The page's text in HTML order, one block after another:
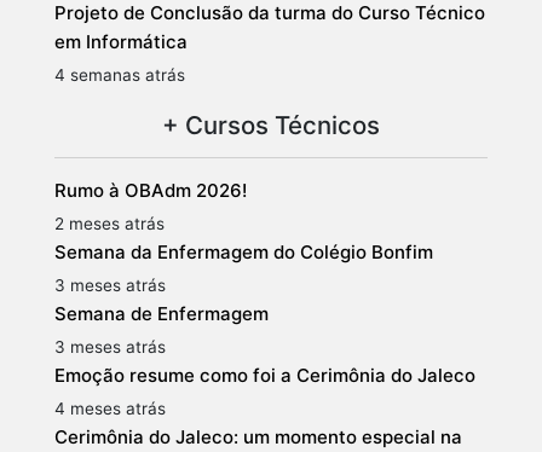
Projeto de Conclusão da turma do Curso Técnico
em Informática
4 semanas atrás
+ Cursos Técnicos
Rumo à OBAdm 2026!
2 meses atrás
Semana da Enfermagem do Colégio Bonfim
3 meses atrás
Semana de Enfermagem
3 meses atrás
Emoção resume como foi a Cerimônia do Jaleco
4 meses atrás
Cerimônia do Jaleco: um momento especial na